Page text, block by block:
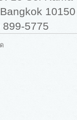
10150
5775